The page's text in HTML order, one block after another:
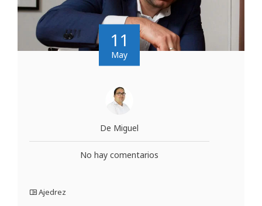
11
May
De Miguel
No hay comentarios
Ajedrez